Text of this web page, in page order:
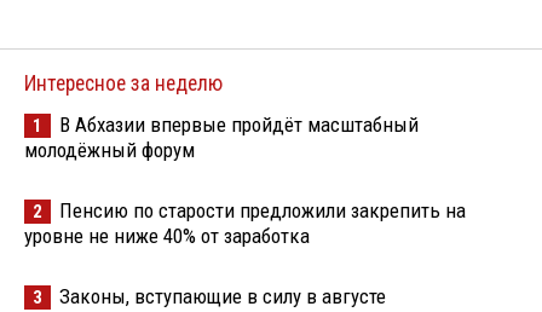
Интересное за неделю
1
В Абхазии впервые пройдёт масштабный
молодёжный форум
2
Пенсию по старости предложили закрепить на
уровне не ниже 40% от заработка
3 Законы, вступающие в силу в августе